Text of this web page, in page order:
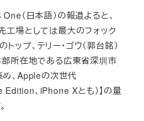
（日本語）の報道よると、
場としては最大のフォック
ップ、テリー・ゴウ（郭台銘）
所在地である広東省深圳市
、Appleの次世代
、iPhone Xとも）】の量